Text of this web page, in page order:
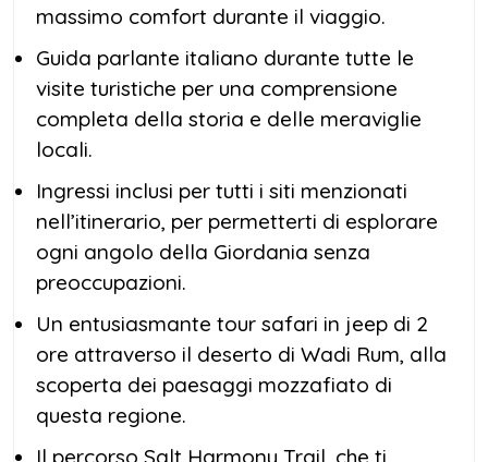
massimo comfort durante il viaggio.
Guida parlante italiano durante tutte le
visite turistiche per una comprensione
completa della storia e delle meraviglie
locali.
Ingressi inclusi per tutti i siti menzionati
nell’itinerario, per permetterti di esplorare
ogni angolo della Giordania senza
preoccupazioni.
Un entusiasmante tour safari in jeep di 2
ore attraverso il deserto di Wadi Rum, alla
scoperta dei paesaggi mozzafiato di
questa regione.
Il percorso Salt Harmony Trail, che ti